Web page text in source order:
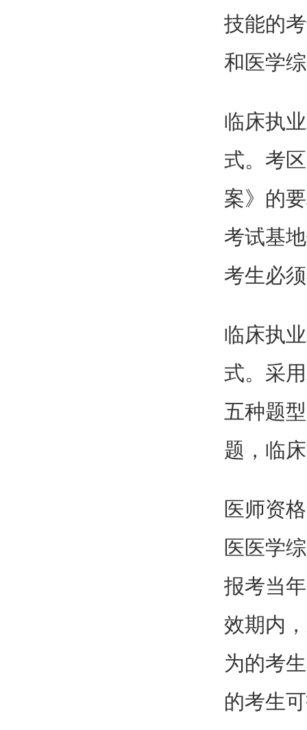
技能的
和医学
临床执
式。考
案》的
考试基
考生必
临床执
式。采
五种题
题，临
医师资
医医学
报考当
效期内
为的考
的考生